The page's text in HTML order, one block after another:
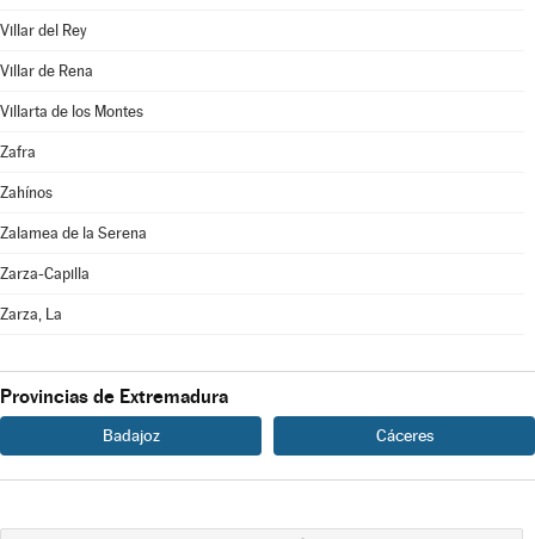
Villar del Rey
Villar de Rena
Villarta de los Montes
Zafra
Zahínos
Zalamea de la Serena
Zarza-Capilla
Zarza, La
Provincias de Extremadura
Badajoz Cáceres